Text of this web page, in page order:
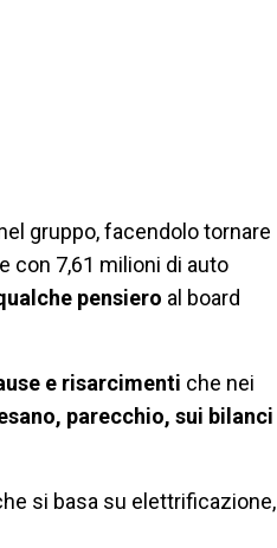
gruppo, facendolo tornare
con 7,61 milioni di auto
pensiero al board
e risarcimenti che nei
parecchio, sui bilanci
si basa su elettrificazione,